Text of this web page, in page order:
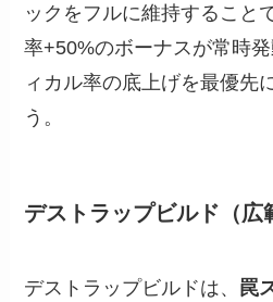
ックをフルに維持すること
率+50%のボーナスが常時
ィカル率の底上げを最優先
う。
デストラップビルド（広
デストラップビルドは、 罠